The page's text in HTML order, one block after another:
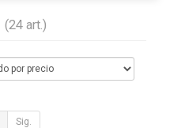
(24 art.)
Sig.